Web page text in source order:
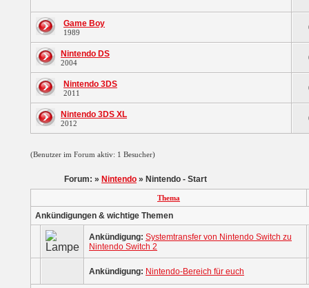
Game Boy
1989
Nintendo DS
2004
Nintendo 3DS
2011
Nintendo 3DS XL
2012
(Benutzer im Forum aktiv: 1 Besucher)
Forum: » Nintendo » Nintendo - Start
Thema
Ankündigungen & wichtige Themen
Ankündigung: Systemtransfer von Nintendo Switch zu
Nintendo Switch 2
Ankündigung: Nintendo-Bereich für euch